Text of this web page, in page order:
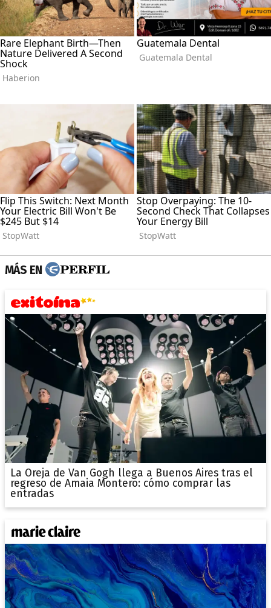
MÁS EN
La Oreja de Van Gogh llega a Buenos Aires tras el
regreso de Amaia Montero: cómo comprar las
entradas